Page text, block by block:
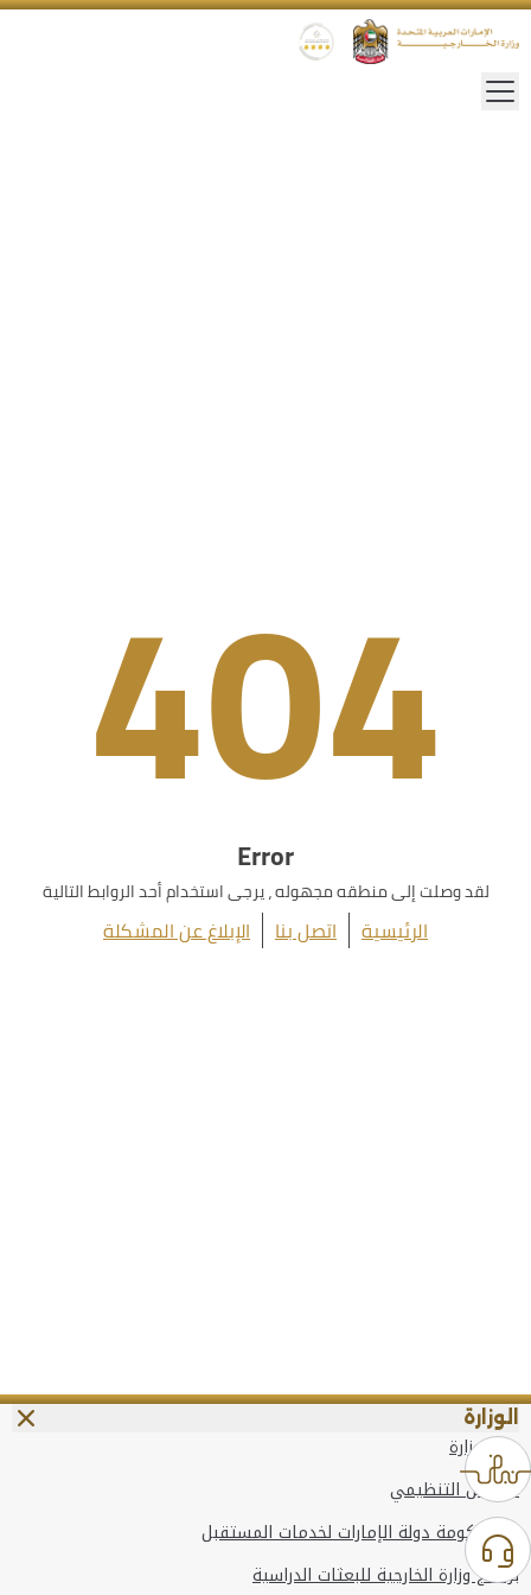
404
Error
لقد وصلت إلى منطقه مجهوله ، يرجى استخدام أحد الروابط التالية
الرئيسية اتصل بنا الإبلاغ عن المشكلة
الوزارة
عن الوزارة
الهيكل التنظيمي
وعد حكومة دولة الإمارات لخدمات المستقبل
برنامج وزارة الخارجية للبعثات الدراسية